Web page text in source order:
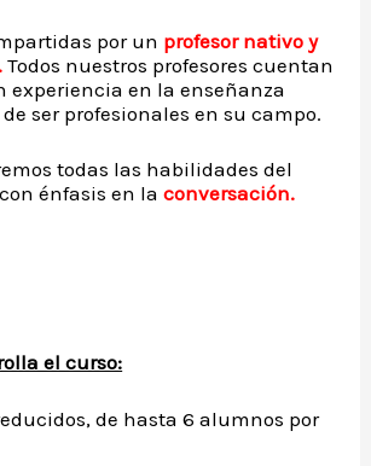
por un profesor nativo y
Todos nuestros profesores cuentan
experiencia en la enseñanza
ser profesionales en su campo.
todas las habilidades del
énfasis en laconversación.
el curso:
de hasta 6 alumnos por